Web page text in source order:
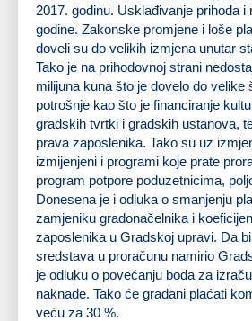
2017. godinu. Usklađivanje prihoda i
godine. Zakonske promjene i loše
doveli su do velikih izmjena unutar
Tako je na prihodovnoj strani
milijuna kuna što je dovelo do velike
potrošnje kao što je financiranje
gradskih tvrtki i gradskih ustanova,
prava zaposlenika. Tako su uz
izmijenjeni i programi koje prate
program potpore poduzetnicima,
Donesena je i odluka o smanjenju
zamjeniku gradonačelnika i
zaposlenika u Gradskoj upravi. Da
sredstava u proračunu namirio
je odluku o povećanju boda za
naknade. Tako će građani plaćati
veću za 30 %.